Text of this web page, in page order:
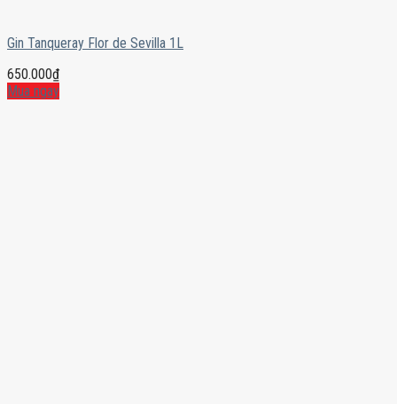
Gin Tanqueray Flor de Sevilla 1L
650.000₫
Mua ngay